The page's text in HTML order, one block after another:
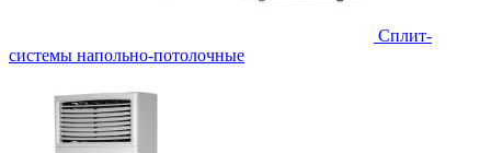
Сплит-
системы напольно-потолочные